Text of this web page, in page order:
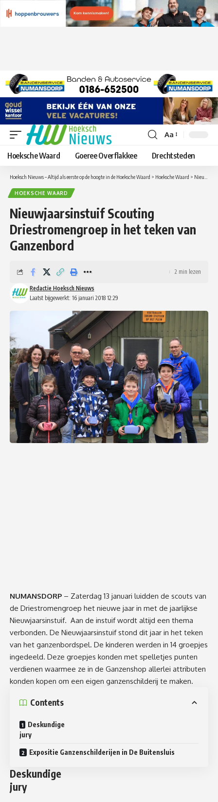
Lettergrootte
aanpassen
Aa
Hoeksche Waard Goeree Overflakkee Drechtsteden
Hoeksch Nieuws – Altijd als eerste op de hoogte in de Hoeksche Waard > Hoeksche Waard > Nieuwjaarsinstuif Scouting Driestromengroep in het teken van Ganzenbord
HOEKSCHE WAARD
Nieuwjaarsinstuif Scouting
Driestromengroep in het teken van
Ganzenbord
Laatst bijgewerkt: 16 januari 2018 12:29
Redactie Hoeksch Nieuws
2 min lezen
NUMANSDORP – Zaterdag 13 januari luidden de scouts van
de Driestromengroep het nieuwe jaar in met de jaarlijkse
Nieuwjaarsinstuif. Aan de instuif wordt altijd een thema
verbonden. De Nieuwjaarsinstuif stond dit jaar in het teken
van het ganzenbordspel. De kinderen werden in 14 groepjes
ingedeeld. Deze groepjes konden met spelletjes punten
verdienen waarmee ze in de Ganzenshop allerlei attributen
konden kopen om een eigen ganzenschilderij te maken.
Contents
Deskundige
jury
Expositie Ganzenschilderijen in De Buitensluis
Deskundige
jury